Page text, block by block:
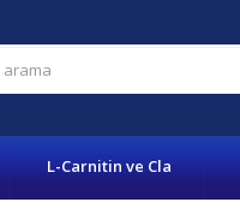
L-Carnitin ve Cla